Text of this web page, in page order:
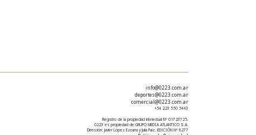
info@0223.com.ar
deportes@0223.com.ar
comercial@0223.com.ar
+54 223 550 5443
Registro de la propiedad intelectual Nº 01723725.
0223 es propiedad de:GRUPO MEDIA ATLANTICO S.A.
Dirección: Javier López Ezcurra y Julia Paiz. EDICIÓN Nº 8277